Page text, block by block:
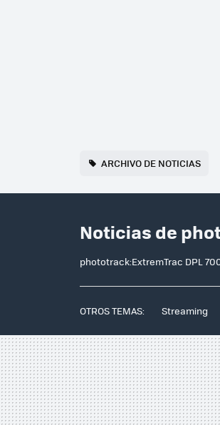
ARCHIVO DE NOTICIAS
Noticias de
phototrack:ExtremTrac DPL
OTROS TEMAS: Streaming